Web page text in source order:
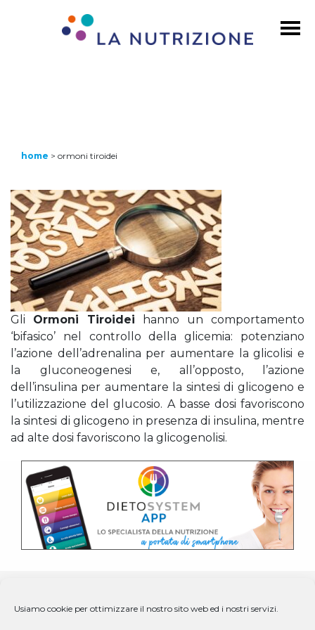
Usiamo cookie per ottimizzare il nostro sito web ed i nostri servizi.
home > ormoni tiroidei
Gli Ormoni Tiroidei hanno un comportamento
‘bifasico’ nel controllo della glicemia: potenziano
l’azione dell’adrenalina per aumentare la glicolisi e
la gluconeogenesi e, all’opposto, l’azione
dell’insulina per aumentare la sintesi di glicogeno e
l’utilizzazione del glucosio. A basse dosi favoriscono
la sintesi di glicogeno in presenza di insulina, mentre
ad alte dosi favoriscono la glicogenolisi.